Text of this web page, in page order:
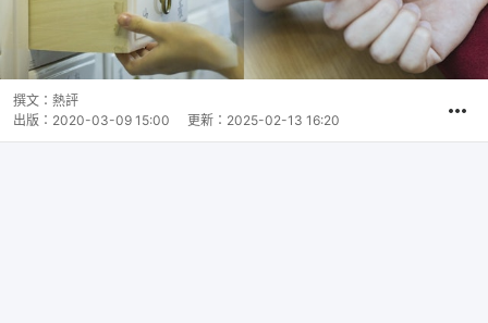
撰文： 熱評
出版： 2020-03-09 15:00 更新： 2025-02-13 16:20